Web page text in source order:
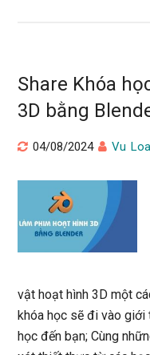
Share Khóa
3D bằng
04/08/2024 Vu
vật hoạt hình 3D một
khóa học sẽ đi vào giới
học đến bạn; Cùng